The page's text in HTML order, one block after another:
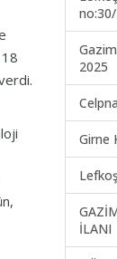
2025
Girne
İLANI